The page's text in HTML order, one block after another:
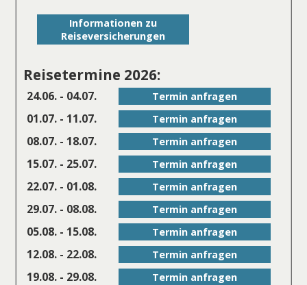
Informationen zu
Reiseversicherungen
Reisetermine 2026:
24.06. - 04.07. Termin anfragen
01.07. - 11.07. Termin anfragen
08.07. - 18.07. Termin anfragen
15.07. - 25.07. Termin anfragen
22.07. - 01.08. Termin anfragen
29.07. - 08.08. Termin anfragen
05.08. - 15.08. Termin anfragen
12.08. - 22.08. Termin anfragen
19.08. - 29.08. Termin anfragen